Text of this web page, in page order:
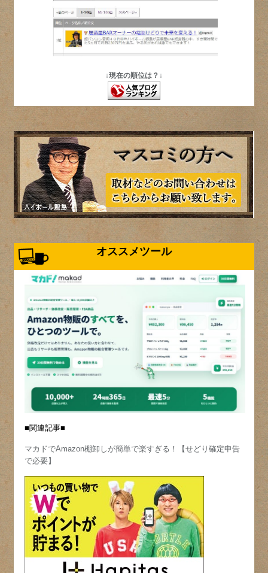
↓現在の順位は？↓
オススメツール
■関連記事■
マカドでAmazon棚卸しが簡単で楽すぎる！【せどり確定申告
で必要】